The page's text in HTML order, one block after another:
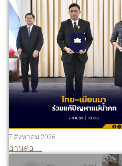
7 สิงหาคม 2026
อ่านต่อ ...